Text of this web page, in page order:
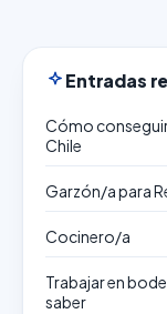
Entradas
Cómo
Chile
Garzón/a para
Cocinero/a
Trabajar en
saber